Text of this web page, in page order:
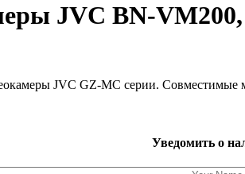
JVC BN-
JVC GZ-MC серии.
Уведомить о